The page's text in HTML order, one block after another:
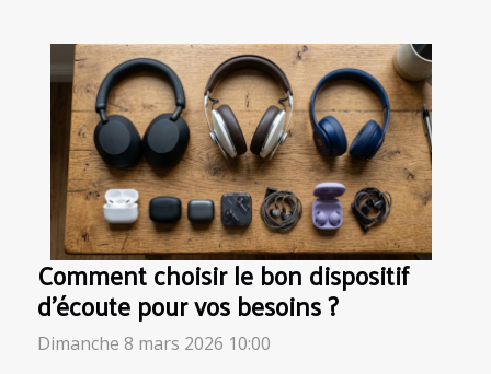
Comment choisir le bon dispositif
d'écoute pour vos besoins ?
Dimanche 8 mars 2026 10:00